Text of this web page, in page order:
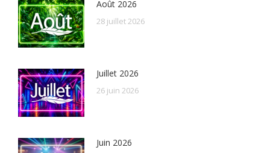
Août 2026
28 juillet 2026
Juillet 2026
26 juin 2026
Juin 2026